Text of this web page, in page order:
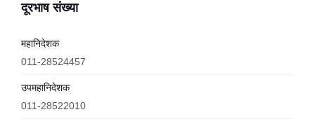
दूरभाष संख्या
महानिदेशक
011-28524457
उपमहानिदेशक
011-28522010